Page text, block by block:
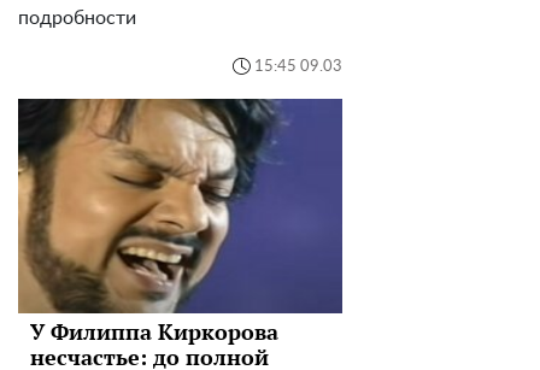
подробности
15:45 09.03
У Филиппа Киркорова
несчастье: до полной